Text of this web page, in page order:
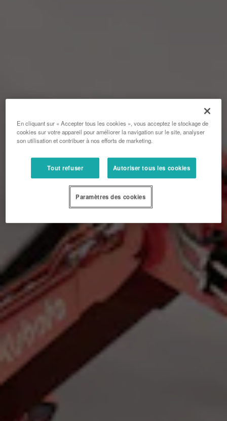
En cliquant sur « Accepter tous les cookies », vous acceptez le stockage de
cookies sur votre appareil pour améliorer la navigation sur le site, analyser
son utilisation et contribuer à nos efforts de marketing.
Tout refuser Autoriser tous les cookies
Paramètres des cookies